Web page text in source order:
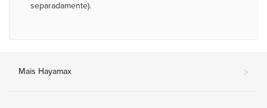
separadamente).
Mais Hayamax >